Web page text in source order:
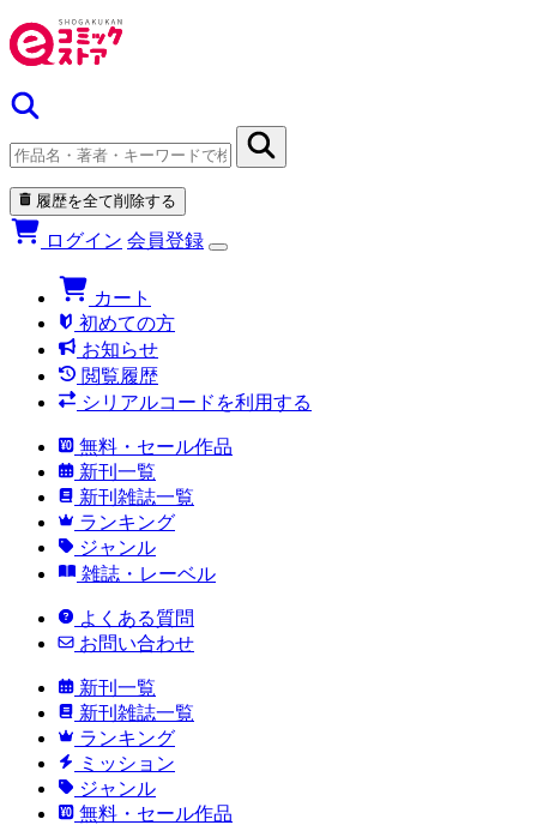
履歴を全て削除する
ログイン 会員登録
カート
初めての方
お知らせ
閲覧履歴
シリアルコードを利用する
無料・セール作品
新刊一覧
新刊雑誌一覧
ランキング
ジャンル
雑誌・レーベル
よくある質問
お問い合わせ
新刊一覧
新刊雑誌一覧
ランキング
ミッション
ジャンル
無料・セール作品